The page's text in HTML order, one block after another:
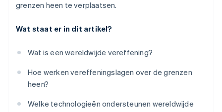
grenzen heen te verplaatsen.
Wat staat er in dit artikel?
Wat is een wereldwijde vereffening?
Hoe werken vereffeningslagen over de grenzen
heen?
Welke technologieën ondersteunen wereldwijde